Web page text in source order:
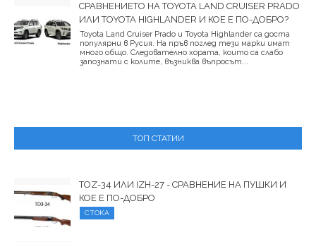
СРАВНЕНИЕТО НА TOYOTA LAND CRUISER PRADO
ИЛИ TOYOTA HIGHLANDER И КОЕ Е ПО-ДОБРО?
Toyota Land Cruiser Prado и Toyota Highlander са доста
популярни в Русия. На пръв поглед тези марки имат
много общо. Следователно хората, които са слабо
запознати с колите, възниква въпросът...
ТОП СТАТИИ
TOZ-34 ИЛИ IZH-27 - СРАВНЕНИЕ НА ПУШКИ И
КОЕ Е ПО-ДОБРО
СТОКА